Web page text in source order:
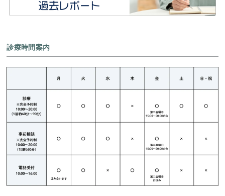
診療時間案内